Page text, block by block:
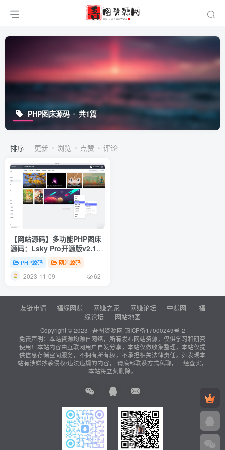
PHP图床源码 共1篇
排序 更新 浏览 点赞 评论
【网站源码】多功能PHP图床
源码：Lsky Pro开源版v2.1 –
最新兰空图床
PHP源码 网站源码
2023-11-09 62
友链申请 福缘网赚 网赚之家 网赚论坛 中赚网
福
缘论坛
网站地图
Copyright © 2023 · 吾图资源网 闽ICP备17000249号-2
免责声明：本站资源均源自网络，所有发布网站资源，仅供学习和研究
使用！本站内容由互联网用户自发分享，本站仅做收集整理，本站仅提
供信息存储空间服务，不拥有所有权，不承担相关法律责任。如发现本
站有涉嫌抄袭侵权/违法违规的内容， 请底部联系方式私聊，一经查实，
本站将立刻删除。